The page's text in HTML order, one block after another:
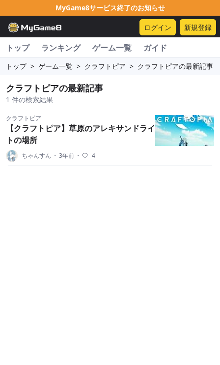
MyGame8サービス終了のお知らせ
ログイン 新規登録
トップ ランキング ゲーム一覧 ガイド
トップ > ゲーム一覧 > クラフトピア > クラフトピアの最新記事
クラフトピアの最新記事
1 件の検索結果
クラフトピア
【クラフトピア】草原のアレキサンドライ
トの場所
ちゃんすん ・ 3年前 ・ 4